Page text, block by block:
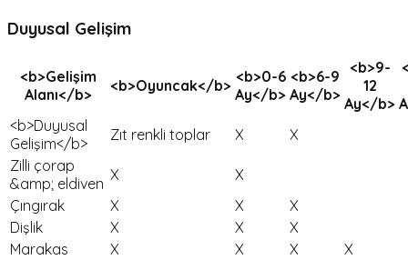
Duyusal Gelişim
<b>Gelişim
Alanı</b>
<b>Oyuncak</b> <b>0-6
Ay</b>
<b>6-9
Ay</b>
<b>9-
12
Ay</b>
<b>Duyusal
Gelişim</b>
Zıt renkli toplar X
X
Zilli çorap
&amp; eldiven X
X
Çıngırak
X X
X
Dişlik
X X
X
Marakas
X X X
X